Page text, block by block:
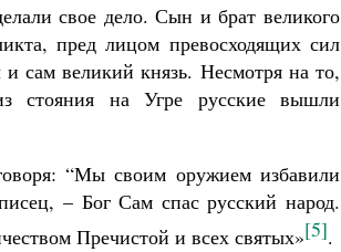
свое дело. Сын и брат великого
пред лицом превосходящих сил
сам великий князь. Несмотря на то,
стояния на Угре русские вышли
“Мы своим оружием избавили
– Бог Сам спас русский народ.
Пречистой и всех святых»[5].